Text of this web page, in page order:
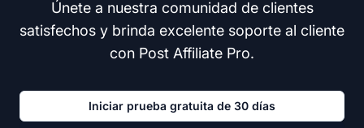
Únete a nuestra comunidad de clientes
satisfechos y brinda excelente soporte al cliente
con Post Affiliate Pro.
Iniciar prueba gratuita de 30 días